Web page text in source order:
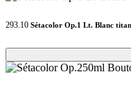
293.10 Sétacolor Op.1 Lt. Blanc
Loading...
Loading...